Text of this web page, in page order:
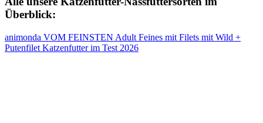
Überblick:
animonda VOM FEINSTEN Adult Feines mit Filets mit Wild +
Putenfilet Katzenfutter im Test 2026